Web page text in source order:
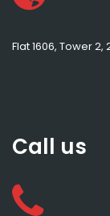
Flat 1606, Tower
Call us